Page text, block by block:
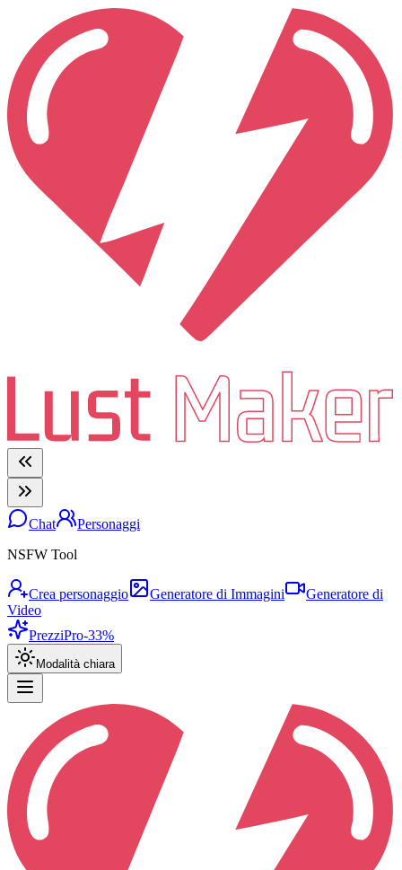
Chat
Personaggi
NSFW Tool
Crea personaggio Generatore di Immagini
Generatore di
Video
PrezziPro-33%
Modalità chiara